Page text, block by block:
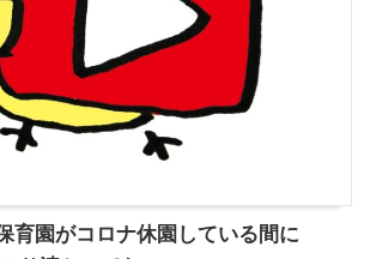
育園がコロナ休園している間に